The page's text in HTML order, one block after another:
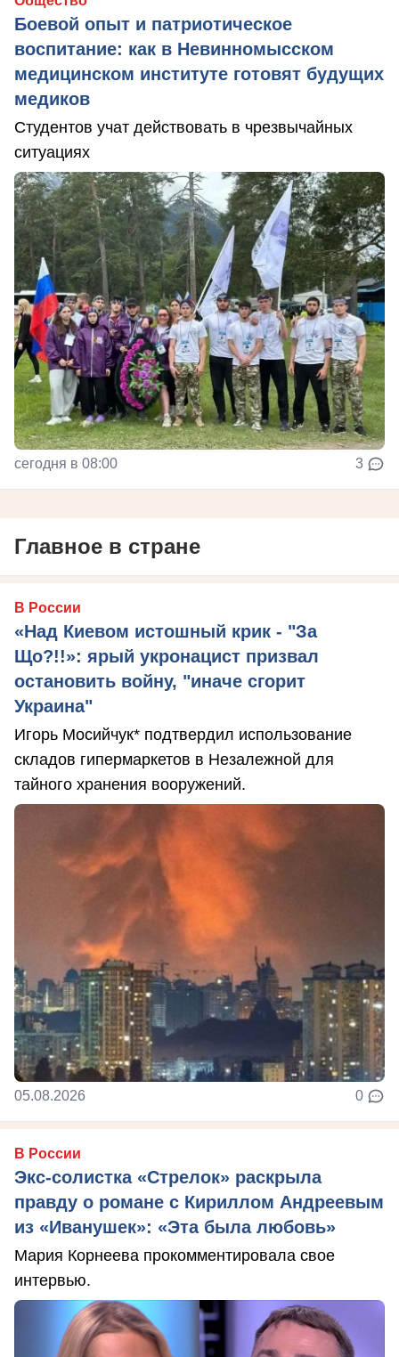
Боевой опыт и патриотическое
воспитание: как в Невинномысском
медицинском институте готовят будущих
медиков
Студентов учат действовать в чрезвычайных
ситуациях
сегодня в 08:00 3
Главное в стране
В России
«Над Киевом истошный крик - "За
Що?!!»: ярый укронацист призвал
остановить войну, "иначе сгорит
Украина"
Игорь Мосийчук* подтвердил использование
складов гипермаркетов в Незалежной для
тайного хранения вооружений.
05.08.2026 0
В России
Экс-солистка «Стрелок» раскрыла
правду о романе с Кириллом Андреевым
из «Иванушек»: «Эта была любовь»
Мария Корнеева прокомментировала свое
интервью.